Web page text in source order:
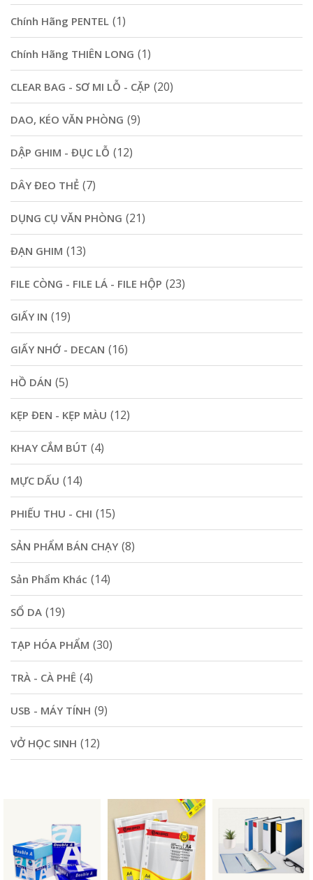
Chính Hãng PENTEL (1)
Chính Hãng THIÊN LONG (1)
CLEAR BAG - SƠ MI LỖ - CẶP (20)
DAO, KÉO VĂN PHÒNG (9)
DẬP GHIM - ĐỤC LỖ (12)
DÂY ĐEO THẺ (7)
DỤNG CỤ VĂN PHÒNG (21)
ĐẠN GHIM (13)
FILE CÒNG - FILE LÁ - FILE HỘP (23)
GIẤY IN (19)
GIẤY NHỚ - DECAN (16)
HỒ DÁN (5)
KẸP ĐEN - KẸP MÀU (12)
KHAY CẮM BÚT (4)
MỰC DẤU (14)
PHIẾU THU - CHI (15)
SẢN PHẨM BÁN CHẠY (8)
Sản Phẩm Khác (14)
SỔ DA (19)
TẠP HÓA PHẨM (30)
TRÀ - CÀ PHÊ (4)
USB - MÁY TÍNH (9)
VỞ HỌC SINH (12)